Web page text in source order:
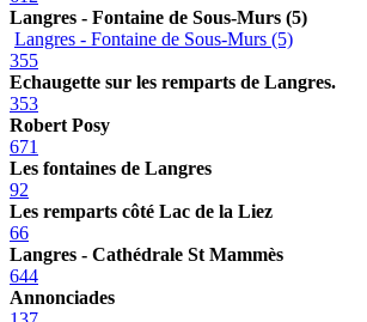
Langres - Fontaine de Sous-Murs (5)
Langres - Fontaine de Sous-Murs (5)
355
Echaugette sur les remparts de Langres.
353
Robert Posy
671
Les fontaines de Langres
92
Les remparts côté Lac de la Liez
66
Langres - Cathédrale St Mammès
644
Annonciades